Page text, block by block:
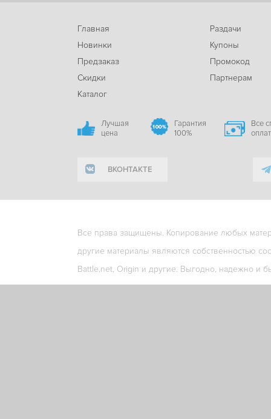
Главная
Новинки
Предзаказ
Скидки
Каталог
Раздачи
Купоны
Промокод
Партнерам
Лучшая
цена
Гарантия
100%
Все
ВКОНТАКТЕ
Все права защищены. Копирование любых
другие материалы являются собственностью
Battle.net, Origin и другие. Выгодно, надежно и